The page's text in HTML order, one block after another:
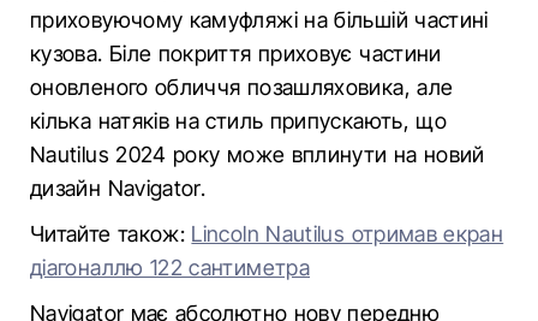
приховуючому камуфляжі на більшій частині
кузова. Біле покриття приховує частини
оновленого обличчя позашляховика, але
кілька натяків на стиль припускають, що
Nautilus 2024 року може вплинути на новий
дизайн Navigator.
Читайте також: Lincoln Nautilus отримав екран
діагоналлю 122 сантиметра
Navigator має абсолютно нову передню